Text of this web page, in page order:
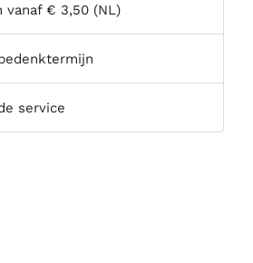
vanaf € 3,50 (NL)
service